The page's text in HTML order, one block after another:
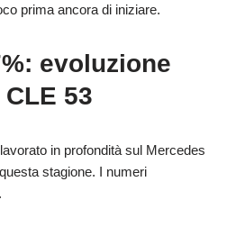
prima ancora di iniziare.
evoluzione
53
in profondità sul Mercedes
stagione. I numeri